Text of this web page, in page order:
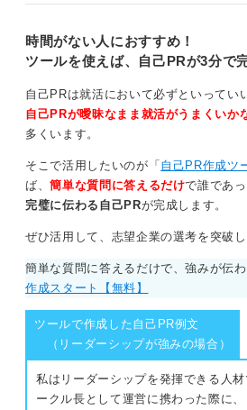
時間がない人におすすめ！
ツールを使えば、自己PRが3分で
自己PRは就活において必ずといってい
自己PRが曖昧なまま就活がうまくいか
多くいます。
そこで活用したいのが「 自己PR作成ツ
ば、簡単な質問に答えるだけで誰であっ
完璧に伝わる自己PRが完成します。
ぜひ活用して、志望企業の選考を突破し
簡単な質問に答えるだけで、強みが伝
作成スタート【無料】
ツールで作成した自己PR例文
（リーダーシップが強みの場合）
私はリーダーシップを発揮できる人
ークル長として運営に携わった際に